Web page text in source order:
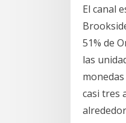
El canal
51% de
las
casi tres